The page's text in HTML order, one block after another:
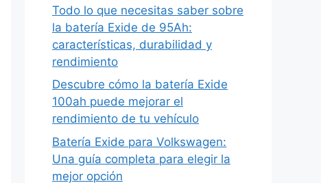
Todo lo que necesitas saber sobre
la batería Exide de 95Ah:
características, durabilidad y
rendimiento
Descubre cómo la batería Exide
100ah puede mejorar el
rendimiento de tu vehículo
Batería Exide para Volkswagen:
Una guía completa para elegir la
mejor opción